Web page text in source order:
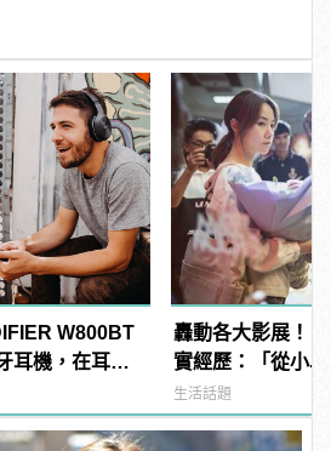
W800BT
耳機，在耳邊
轟動各大影展！
實經歷：「從小
派」
生活話題